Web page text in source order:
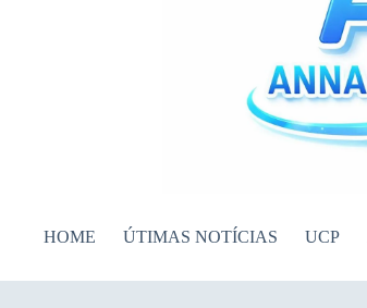
HOME ÚTIMAS NOTÍCIAS UCP